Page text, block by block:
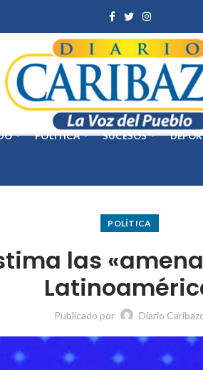
POLÍTICA SUCESOS
POLÍTICA
las
Publicado por Diario